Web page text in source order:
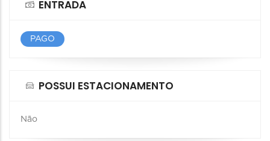
ENTRADA
PAGO
POSSUI ESTACIONAMENTO
Não